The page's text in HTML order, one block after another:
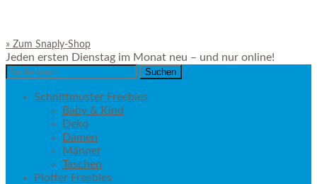
» Zum Snaply-Shop
Jeden ersten Dienstag im Monat neu – und nur online!
Search
Schnittmuster Freebies
Baby & Kind
Deko
Damen
Männer
Taschen
Plotter Freebies